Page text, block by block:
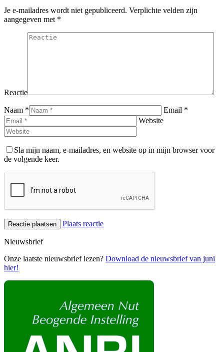
Je e-mailadres wordt niet gepubliceerd. Verplichte velden zijn
aangegeven met *
Reactie
Naam *
Email *
Website
Sla mijn naam, e-mailadres, en website op in mijn browser voor
de volgende keer.
Plaats reactie
Nieuwsbrief
Onze laatste nieuwsbrief lezen? Download de nieuwsbrief van juni
hier!